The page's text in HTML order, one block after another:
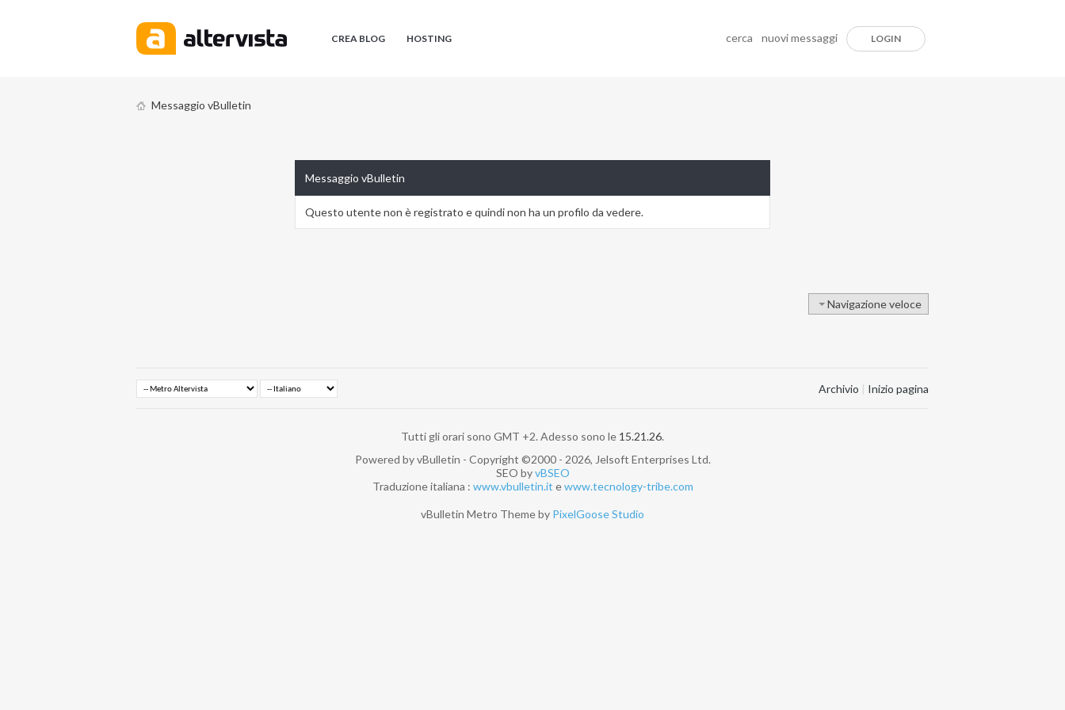
CREA BLOG HOSTING cerca nuovi messaggi LOGIN
Messaggio vBulletin
Messaggio vBulletin
Questo utente non è registrato e quindi non ha un profilo da vedere.
Navigazione veloce
Archivio | Inizio pagina
Tutti gli orari sono GMT +2. Adesso sono le 15.21.26.
Powered by vBulletin - Copyright ©2000 - 2026, Jelsoft Enterprises Ltd.
SEO byvBSEO
Traduzione italiana : www.vbulletin.it ewww.tecnology-tribe.com
vBulletin Metro Theme by PixelGoose Studio